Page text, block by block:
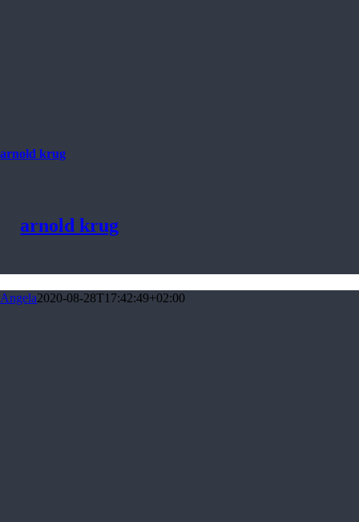
arnold krug
arnold krug
Angela2020-08-28T17:42:49+02:00